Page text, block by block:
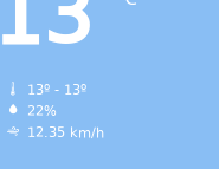
13
13º - 13º
22%
12.35 km/h